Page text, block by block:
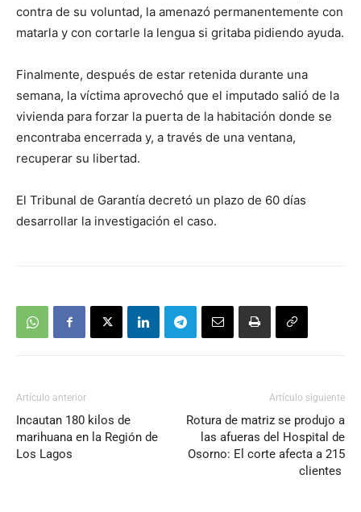
contra de su voluntad, la amenazó permanentemente con
matarla y con cortarle la lengua si gritaba pidiendo ayuda.
Finalmente, después de estar retenida durante una
semana, la víctima aprovechó que el imputado salió de la
vivienda para forzar la puerta de la habitación donde se
encontraba encerrada y, a través de una ventana,
recuperar su libertad.
El Tribunal de Garantía decretó un plazo de 60 días
desarrollar la investigación el caso.
Artículo anterior
Incautan 180 kilos de
marihuana en la Región de
Los Lagos
Artículo siguiente
Rotura de matriz se produjo a
las afueras del Hospital de
Osorno: El corte afecta a 215
clientes